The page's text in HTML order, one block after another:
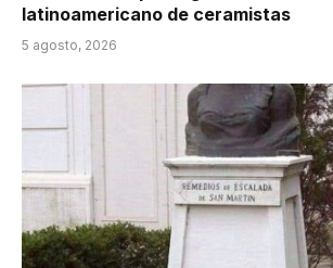
latinoamericano de ceramistas
5 agosto, 2026